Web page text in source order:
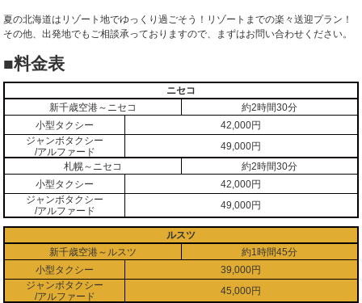
夏の北海道はリゾート地でゆっくり過ごそう！リゾートまでの楽々送迎プラン！
その他、出発地でもご相談承っておりますので、まずはお問い合わせください。
■料金表
ニセコ
新千歳空港～ニセコ
約2時間30分
小型タクシー
42,000円
ジャンボタクシー
/アルファード
49,000円
札幌～ニセコ
約2時間30分
小型タクシー
42,000円
ジャンボタクシー
/アルファード
49,000円
ルスツ
新千歳空港～ルスツ
約1時間45分
小型タクシー
39,000円
ジャンボタクシー
/アルファード
45,000円